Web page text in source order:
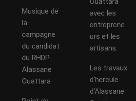
Musique de
la
campagne
du candidat
du RHDP
Alassane
Ouattara
avec les
entreprene
urs et les
artisans.
Les travaux
d’hercule
d’Alassane